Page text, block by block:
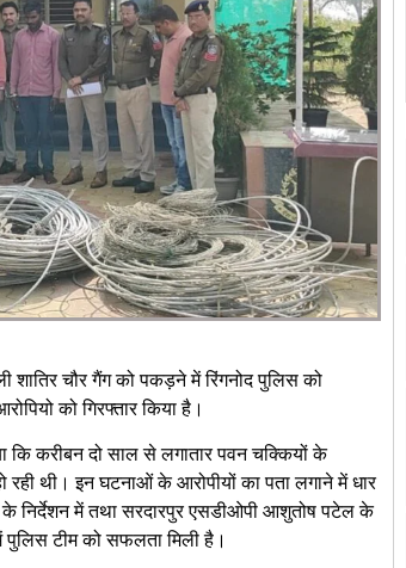
शातिर चौर गैंग को पकड़ने में रिंगनोद पुलिस को
को गिरफ्तार किया है।
कि करीबन दो साल से लगातार पवन चक्कियों के
रही थी। इन घटनाओं के आरोपीयों का पता लगाने में धार
के निर्देशन में तथा सरदारपुर एसडीओपी आशुतोष पटेल के
पुलिस टीम को सफलता मिली है।